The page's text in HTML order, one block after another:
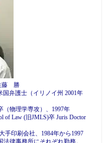
藤 勝
国弁護士（イリノイ州 2001年
（物理学専攻）、1997年
of Law (旧JMLS)卒 Juris Doctor
手印刷会社、1984年から1997
律事務所にそれぞれ勤務。